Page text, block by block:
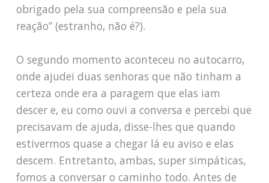
obrigado pela sua compreensão e pela sua
reação” (estranho, não é?).
O segundo momento aconteceu no autocarro,
onde ajudei duas senhoras que não tinham a
certeza onde era a paragem que elas iam
descer e, eu como ouvi a conversa e percebi que
precisavam de ajuda, disse-lhes que quando
estivermos quase a chegar lá eu aviso e elas
descem. Entretanto, ambas, super simpáticas,
fomos a conversar o caminho todo. Antes de